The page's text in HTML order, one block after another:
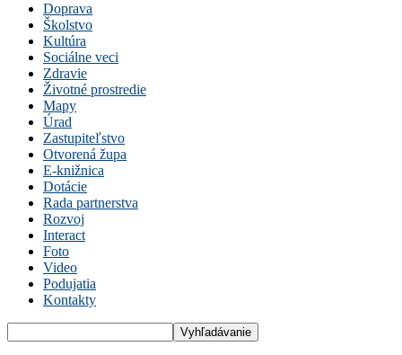
Doprava
Školstvo
Kultúra
Sociálne veci
Zdravie
Životné prostredie
Mapy
Úrad
Zastupiteľstvo
Otvorená župa
E-knižnica
Dotácie
Rada partnerstva
Rozvoj
Interact
Foto
Video
Podujatia
Kontakty